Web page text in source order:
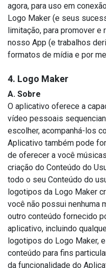
agora, para uso em
Logo Maker (e seus
limitação, para promover
nosso App (e trabalhos
formatos de mídia e por
4. Logo Maker
A. Sobre
O aplicativo oferece a
vídeo pessoais
escolher, acompanhá-los
Aplicativo também pode
de oferecer a você
criação do Conteúdo do
todo o seu Conteúdo do
logotipos da Logo Maker
você não possui nenhuma
outro conteúdo fornecido
aplicativo, incluindo
logotipos do Logo Maker,
conteúdo para fins
da funcionalidade do